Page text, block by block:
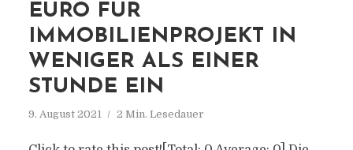
EURO FÜR
IMMOBILIENPROJEKT IN
WENIGER ALS EINER
STUNDE EIN
9. August 2021 2 Min. Lesedauer